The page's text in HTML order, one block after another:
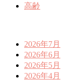
高齢
2026年7月
2026年6月
2026年5月
2026年4月